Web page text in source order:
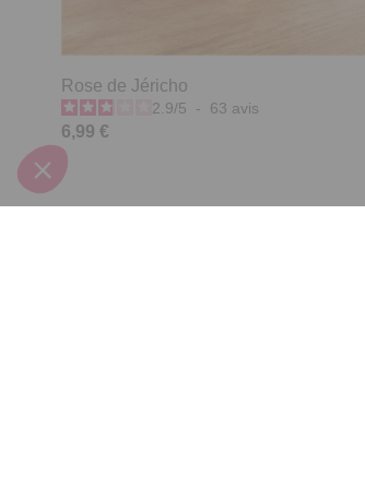
Rose de Jéricho
2.9/5 - 63 avis
6,99 €